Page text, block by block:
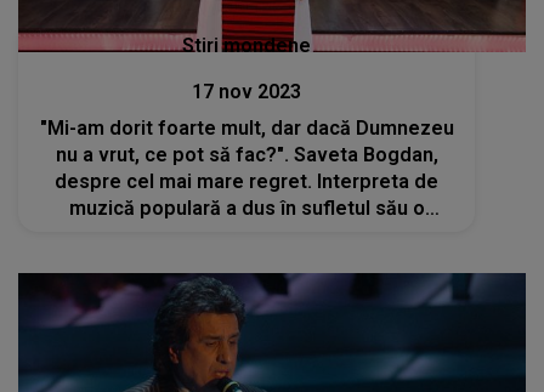
Stiri mondene
17 nov 2023
"Mi-am dorit foarte mult, dar dacă Dumnezeu
nu a vrut, ce pot să fac?". Saveta Bogdan,
despre cel mai mare regret. Interpreta de
muzică populară a dus în sufletul său o